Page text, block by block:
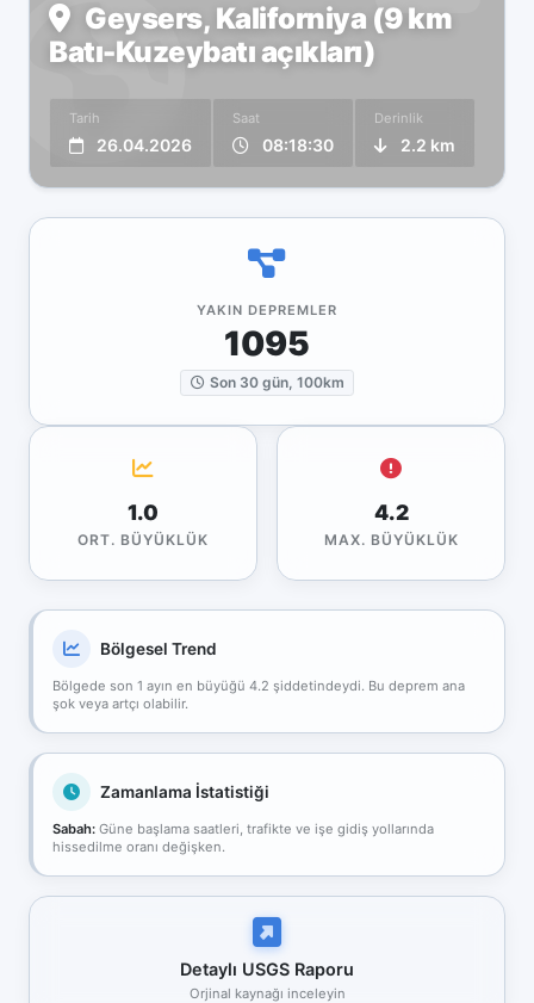
Geysers, Kaliforniya (9 km
Batı-Kuzeybatı açıkları)
Tarih
26.04.2026
Saat
08:18:30
Derinlik
2.2 km
YAKIN DEPREMLER
1095
Son 30 gün, 100km
1.0
ORT. BÜYÜKLÜK
4.2
MAX. BÜYÜKLÜK
Bölgesel Trend
Bölgede son 1 ayın en büyüğü 4.2 şiddetindeydi. Bu deprem ana
şok veya artçı olabilir.
Zamanlama İstatistiği
Sabah: Güne başlama saatleri, trafikte ve işe gidiş yollarında
hissedilme oranı değişken.
Detaylı USGS Raporu
Orjinal kaynağı inceleyin